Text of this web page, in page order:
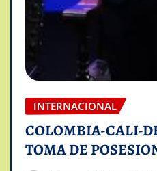
INTERNACIONAL
COLOMBIA-CALI-
TOMA DE